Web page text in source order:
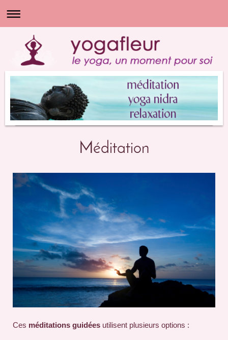
Méditation
Ces méditations guidées utilisent plusieurs options :